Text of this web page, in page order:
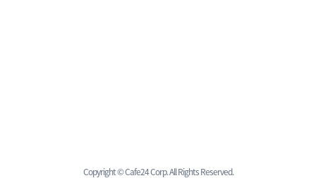
Copyright © Cafe24 Corp. All Rights Reserved.